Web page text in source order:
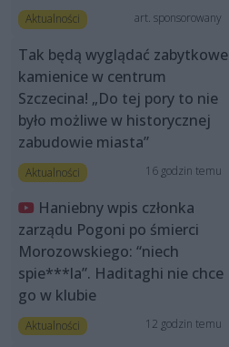
Aktualności art. sponsorowany
Tak będą wyglądać zabytkowe
kamienice w centrum
Szczecina! „Do tej pory to nie
było możliwe w historycznej
zabudowie miasta”
Aktualności 16 godzin temu
Haniebny wpis członka
zarządu Pogoni po śmierci
Morozowskiego: “niech
spie***la”. Haditaghi nie chce
go w klubie
Aktualności 12 godzin temu